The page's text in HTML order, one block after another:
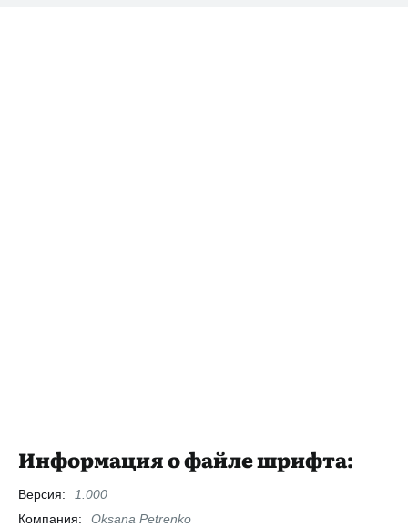
Информация о файле шрифта:
Версия:
1.000
Компания:
Oksana Petrenko